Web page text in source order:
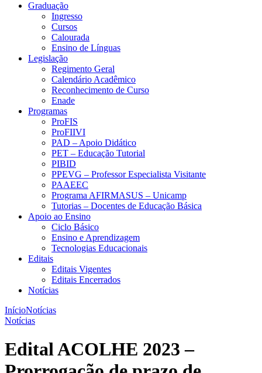
Graduação
Ingresso
Cursos
Calourada
Ensino de Línguas
Legislação
Regimento Geral
Calendário Acadêmico
Reconhecimento de Curso
Enade
Programas
ProFIS
ProFIIVI
PAD – Apoio Didático
PET – Educação Tutorial
PIBID
PPEVG – Professor Especialista Visitante
PAAEEC
Programa AFIRMASUS – Unicamp
Tutorias – Docentes de Educação Básica
Apoio ao Ensino
Ciclo Básico
Ensino e Aprendizagem
Tecnologias Educacionais
Editais
Editais Vigentes
Editais Encerrados
Notícias
InícioNotícias
Notícias
Edital ACOLHE 2023 –